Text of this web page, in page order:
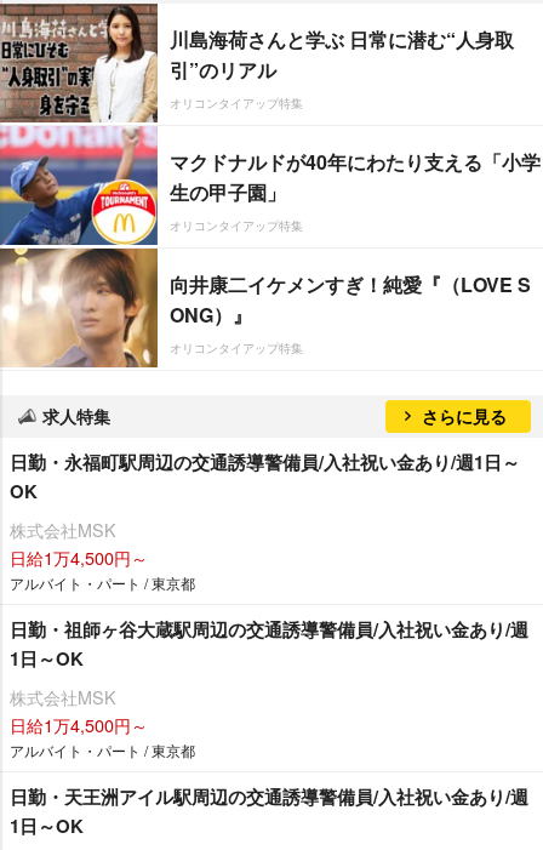
川島海荷さんと学ぶ 日常に潜む“人身取
引”のリアル
オリコンタイアップ特集
マクドナルドが40年にわたり支える「小学
生の甲子園」
オリコンタイアップ特集
向井康二イケメンすぎ！純愛『（LOVE S
ONG）』
オリコンタイアップ特集
求人特集 さらに見る
日勤・永福町駅周辺の交通誘導警備員/入社祝い金あり/週1日～
OK
株式会社MSK
日給1万4,500円～
アルバイト・パート / 東京都
日勤・祖師ヶ谷大蔵駅周辺の交通誘導警備員/入社祝い金あり/週
1日～OK
株式会社MSK
日給1万4,500円～
アルバイト・パート / 東京都
日勤・天王洲アイル駅周辺の交通誘導警備員/入社祝い金あり/週
1日～OK